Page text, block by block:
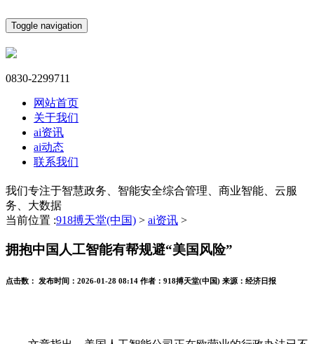
Toggle navigation
0830-2299711
网站首页
关于我们
ai资讯
ai动态
联系我们
我们专注于智慧政务、智能安全综合管理、商业智能、云服
务、大数据
当前位置 :918搏天堂(中国) > ai资讯 >
拥抱中国人工智能有帮规避“美国风险”
点击数： 发布时间： 2026-01-28 08:14 作者： 918搏天堂(中国) 来源： 经济日报